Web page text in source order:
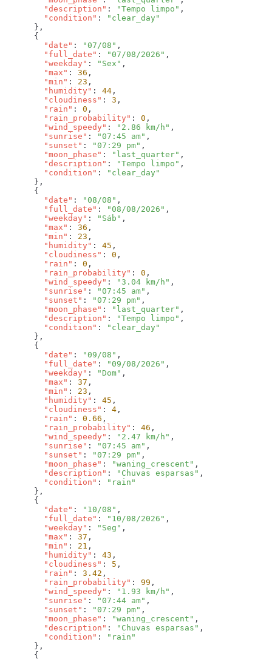
        "description"
: "Tempo limpo"
        "condition"
:
        "date"
: "07/08"
        "full_date"
: "07/08/2026"
        "weekday"
: "Sex"
        "max"
: 36
        "min"
: 23
        "humidity"
: 44
        "cloudiness"
: 3
        "rain"
: 0
        "rain_probability"
: 0
        "wind_speedy"
: "2.86 km/h"
        "sunrise"
: "07:45 am"
        "sunset"
: "07:29 pm"
        "moon_phase"
: "last_quarter"
        "description"
: "Tempo limpo"
        "condition"
:
        "date"
: "08/08"
        "full_date"
: "08/08/2026"
        "weekday"
: "Sáb"
        "max"
: 36
        "min"
: 23
        "humidity"
: 45
        "cloudiness"
: 0
        "rain"
: 0
        "rain_probability"
: 0
        "wind_speedy"
: "3.04 km/h"
        "sunrise"
: "07:45 am"
        "sunset"
: "07:29 pm"
        "moon_phase"
: "last_quarter"
        "description"
: "Tempo limpo"
        "condition"
:
        "date"
: "09/08"
        "full_date"
: "09/08/2026"
        "weekday"
: "Dom"
        "max"
: 37
        "min"
: 23
        "humidity"
: 45
        "cloudiness"
: 4
        "rain"
: 0.66
        "rain_probability"
: 46
        "wind_speedy"
: "2.47 km/h"
        "sunrise"
: "07:45 am"
        "sunset"
: "07:29 pm"
        "moon_phase"
: "waning_crescent"
        "description"
: "Chuvas esparsas"
        "condition"
:
        "date"
: "10/08"
        "full_date"
: "10/08/2026"
        "weekday"
: "Seg"
        "max"
: 37
        "min"
: 21
        "humidity"
: 43
        "cloudiness"
: 5
        "rain"
: 3.42
        "rain_probability"
: 99
        "wind_speedy"
: "1.93 km/h"
        "sunrise"
: "07:44 am"
        "sunset"
: "07:29 pm"
        "moon_phase"
: "waning_crescent"
        "description"
: "Chuvas esparsas"
        "condition"
: